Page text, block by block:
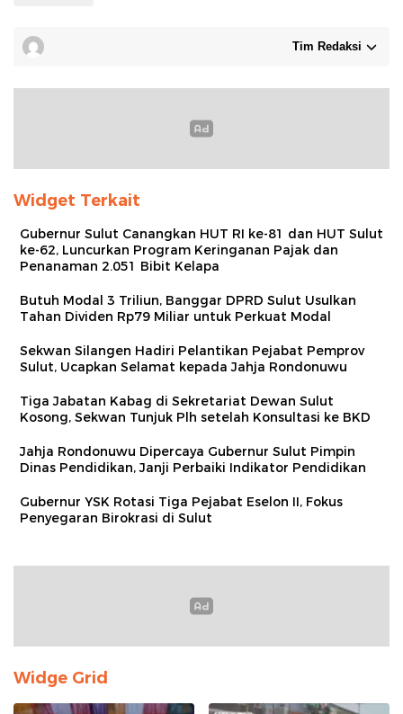
Tim Redaksi
Widget Terkait
Gubernur Sulut Canangkan HUT RI ke-81 dan HUT Sulut
ke-62, Luncurkan Program Keringanan Pajak dan
Penanaman 2.051 Bibit Kelapa
Butuh Modal 3 Triliun, Banggar DPRD Sulut Usulkan
Tahan Dividen Rp79 Miliar untuk Perkuat Modal
Sekwan Silangen Hadiri Pelantikan Pejabat Pemprov
Sulut, Ucapkan Selamat kepada Jahja Rondonuwu
Tiga Jabatan Kabag di Sekretariat Dewan Sulut
Kosong, Sekwan Tunjuk Plh setelah Konsultasi ke BKD
Jahja Rondonuwu Dipercaya Gubernur Sulut Pimpin
Dinas Pendidikan, Janji Perbaiki Indikator Pendidikan
Gubernur YSK Rotasi Tiga Pejabat Eselon II, Fokus
Penyegaran Birokrasi di Sulut
Widge Grid